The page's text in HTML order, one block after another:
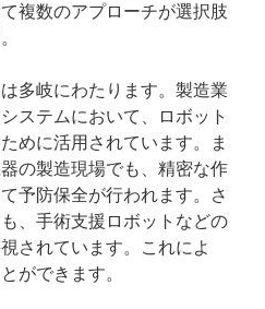
複数のアプローチが選択肢
多岐にわたります。製造業
ステムにおいて、ロボット
めに活用されています。ま
の製造現場でも、精密な作
予防保全が行われます。さ
、手術支援ロボットなどの
されています。これによ
ができます。